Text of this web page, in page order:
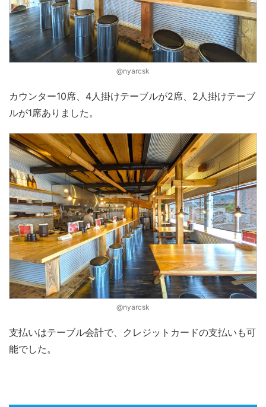
@nyarcsk
カウンター10席、4人掛けテーブルが2席、2人掛けテーブ
ルが1席ありました。
@nyarcsk
支払いはテーブル会計で、クレジットカードの支払いも可
能でした。